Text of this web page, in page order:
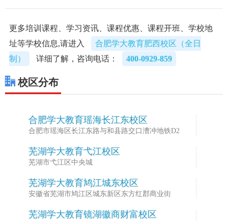
更多培训课程、学习资讯、课程优惠、课程开班、学校地
址等学校信息,请进入
合肥学大教育肥西校区（全日
制）
详细了解，咨询电话： 400-0929-859
校区分布
合肥学大教育瑶海长江东校区
合肥市瑶海区长江东路与和县路交口漕冲地铁D2
芜湖学大教育弋江校区
芜湖市弋江区中央城
芜湖学大教育鸠江城东校区
安徽省芜湖市鸠江区城东新区东方红郡商业街
芜湖学大教育镜湖徽商财富校区